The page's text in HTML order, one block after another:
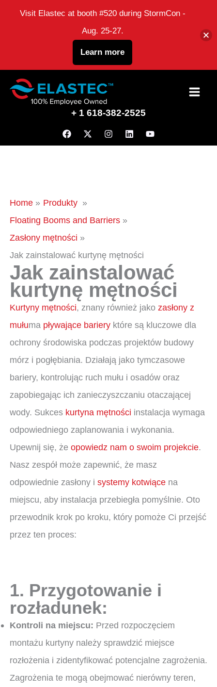
Przejdź
+ 1 618-382-2525
Home
Produkty
Floating Booms and Barriers
Zasłony mętności
Jak zainstalować kurtynę mętności
Jak zainstalować
kurtynę mętności
Kurtyny mętności, znany również jako zasłony z
mułuma pływające bariery które są kluczowe dla
ochrony środowiska podczas projektów budowy
mórz i pogłębiania. Działają jako tymczasowe
bariery, kontrolując ruch mułu i osadów oraz
zapobiegając ich zanieczyszczaniu otaczającej
wody. Sukces kurtyna mętności instalacja wymaga
odpowiedniego zaplanowania i wykonania.
Upewnij się, że opowiedz nam o swoim projekcie.
Nasz zespół może zapewnić, że masz
odpowiednie zasłony i systemy kotwiące na
miejscu, aby instalacja przebiegła pomyślnie. Oto
przewodnik krok po kroku, który pomoże Ci przejść
przez ten proces:
1. Przygotowanie i
rozładunek:
Kontroli na miejscu: Przed rozpoczęciem
montażu kurtyny należy sprawdzić miejsce
rozłożenia i zidentyfikować potencjalne zagrożenia.
Zagrożenia te mogą obejmować nierówny teren,
Visit Elastec at booth #520 during StormCon -
Aug. 25-27.
Learn more